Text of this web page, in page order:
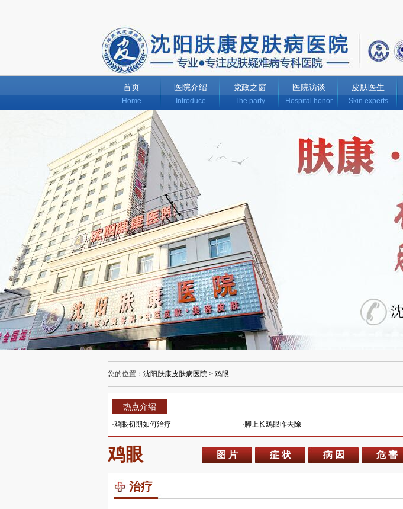
首页
Home
医院介绍
Introduce
党政之窗
The party
医院访谈
Hospital honor
皮肤医生
Skin experts
您的位置： 沈阳肤康皮肤病医院 > 鸡眼
热点介绍
·鸡眼初期如何治疗 · 脚上长鸡眼咋去除
鸡眼 图 片 症 状 病 因 危 害
治疗